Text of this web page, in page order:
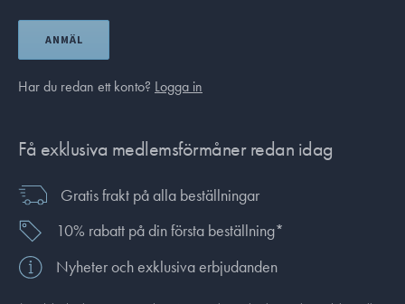
ANMÄL
Har du redan ett konto? Logga in
Få exklusiva medlemsförmåner redan idag
Gratis frakt på alla beställningar
10% rabatt på din första beställning*
Nyheter och exklusiva erbjudanden